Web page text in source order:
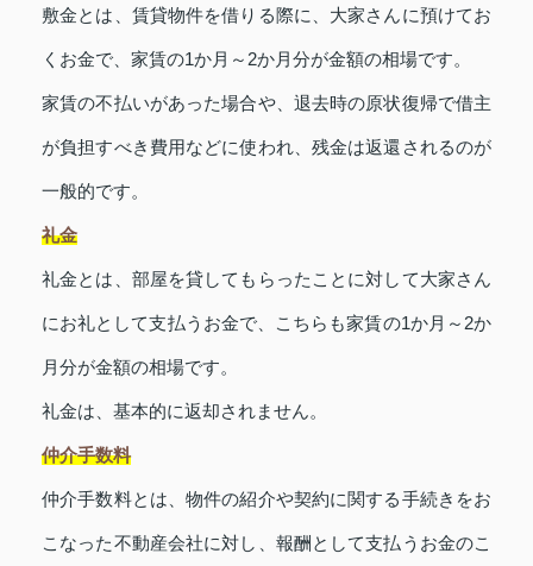
敷金とは、賃貸物件を借りる際に、大家さんに預けてお
くお金で、家賃の1か月～2か月分が金額の相場です。
家賃の不払いがあった場合や、退去時の原状復帰で借主
が負担すべき費用などに使われ、残金は返還されるのが
一般的です。
礼金
礼金とは、部屋を貸してもらったことに対して大家さん
にお礼として支払うお金で、こちらも家賃の1か月～2か
月分が金額の相場です。
礼金は、基本的に返却されません。
仲介手数料
仲介手数料とは、物件の紹介や契約に関する手続きをお
こなった不動産会社に対し、報酬として支払うお金のこ